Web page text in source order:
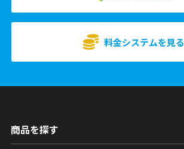
料金システムを見る
商品を探す